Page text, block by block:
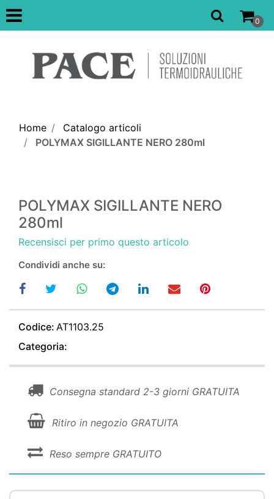
Open
0
Home
Catalogo articoli
POLYMAX SIGILLANTE NERO 280ml
POLYMAX SIGILLANTE NERO
280ml
Recensisci per primo questo articolo
Condividi anche su:
Codice: AT1103.25
Categoria:
Consegna standard 2-3 giorni GRATUITA
Ritiro in negozio GRATUITA
Reso sempre GRATUITO